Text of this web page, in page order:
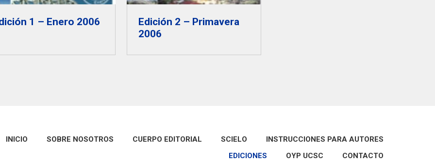
1 – Enero 2006
Edición 2 – Primavera
2006
INICIO SOBRE NOSOTROS CUERPO EDITORIAL SCIELO
INSTRUCCIONES PARA AUTORES
EDICIONES
OYP UCSC CONTACTO